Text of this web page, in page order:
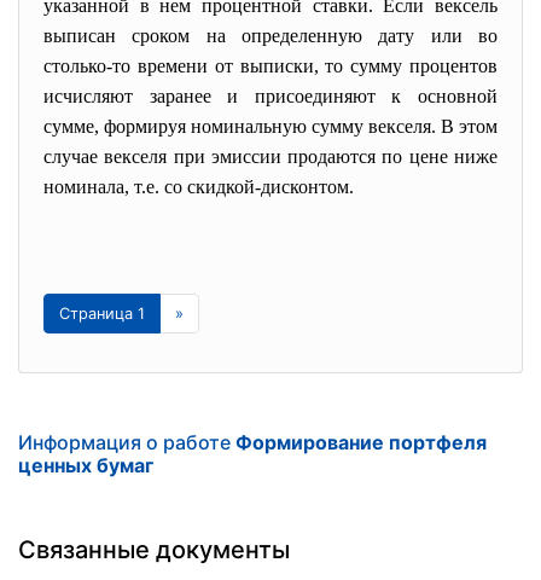
указанной в нем процентной ставки. Если вексель
выписан сроком на определенную дату или во
столько-то времени от выписки, то сумму процентов
исчисляют заранее и присоединяют к основной
сумме, формируя номинальную сумму векселя. В этом
случае векселя при эмиссии продаются по цене ниже
номинала, т.е. со скидкой-дисконтом.
Страница 1 »
Информация о работе Формирование портфеля
ценных бумаг
Связанные документы